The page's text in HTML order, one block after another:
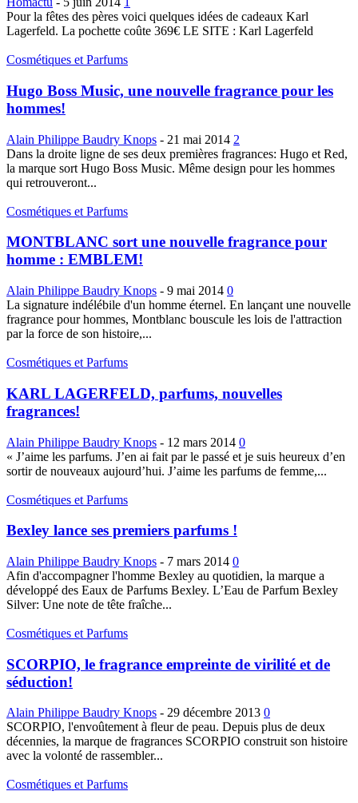
Pour la fêtes des pères voici quelques idées de cadeaux Karl
Lagerfeld. La pochette coûte 369€ LE SITE : Karl Lagerfeld
Cosmétiques et Parfums
Hugo Boss Music, une nouvelle fragrance pour les
hommes!
Alain Philippe Baudry Knops - 21 mai 2014 2
Dans la droite ligne de ses deux premières fragrances: Hugo et Red,
la marque sort Hugo Boss Music. Même design pour les hommes
qui retrouveront...
Cosmétiques et Parfums
MONTBLANC sort une nouvelle fragrance pour
homme : EMBLEM!
Alain Philippe Baudry Knops - 9 mai 2014 0
La signature indélébile d'un homme éternel. En lançant une nouvelle
fragrance pour hommes, Montblanc bouscule les lois de l'attraction
par la force de son histoire,...
Cosmétiques et Parfums
KARL LAGERFELD, parfums, nouvelles
fragrances!
Alain Philippe Baudry Knops - 12 mars 2014 0
« J’aime les parfums. J’en ai fait par le passé et je suis heureux d’en
sortir de nouveaux aujourd’hui. J’aime les parfums de femme,...
Cosmétiques et Parfums
Bexley lance ses premiers parfums !
Alain Philippe Baudry Knops - 7 mars 2014 0
Afin d'accompagner l'homme Bexley au quotidien, la marque a
développé des Eaux de Parfums Bexley. L’Eau de Parfum Bexley
Silver: Une note de tête fraîche...
Cosmétiques et Parfums
SCORPIO, le fragrance empreinte de virilité et de
séduction!
Alain Philippe Baudry Knops - 29 décembre 2013 0
SCORPIO, l'envoûtement à fleur de peau. Depuis plus de deux
décennies, la marque de fragrances SCORPIO construit son histoire
avec la volonté de rassembler...
Cosmétiques et Parfums